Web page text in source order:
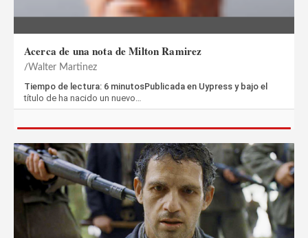
Acerca de una nota de Milton Ramirez
Walter Martinez
Tiempo de lectura: 6 minutosPublicada en Uypress y bajo el
título de ha nacido un nuevo…